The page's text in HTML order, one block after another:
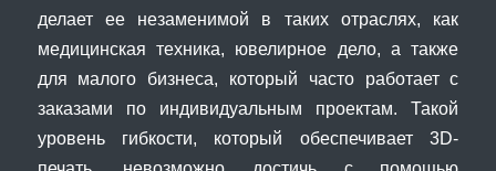
делает ее незаменимой в таких отраслях, как
медицинская техника, ювелирное дело, а также
для малого бизнеса, который часто работает с
заказами по индивидуальным проектам. Такой
уровень гибкости, который обеспечивает 3D-